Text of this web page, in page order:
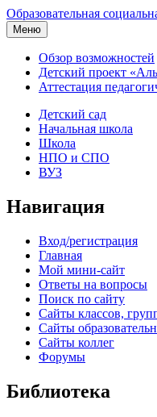
Образовательная
Меню
Обзор возможностей
Детский проект
Аттестация
Детский сад
Начальная школа
Школа
НПО и СПО
ВУЗ
Навигация
Вход/регистрация
Главная
Мой мини-сайт
Ответы на вопросы
Поиск по сайту
Сайты классов,
Сайты
Сайты коллег
Форумы
Библиотека